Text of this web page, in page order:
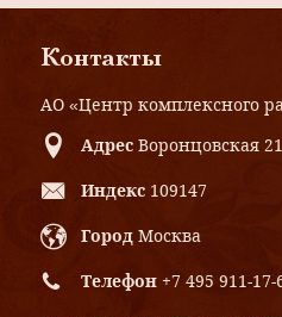
Контакты
АО «Центр комплексного
Адрес Воронцовская
Индекс 109147
Город Москва
Телефон +7 495 911-17-